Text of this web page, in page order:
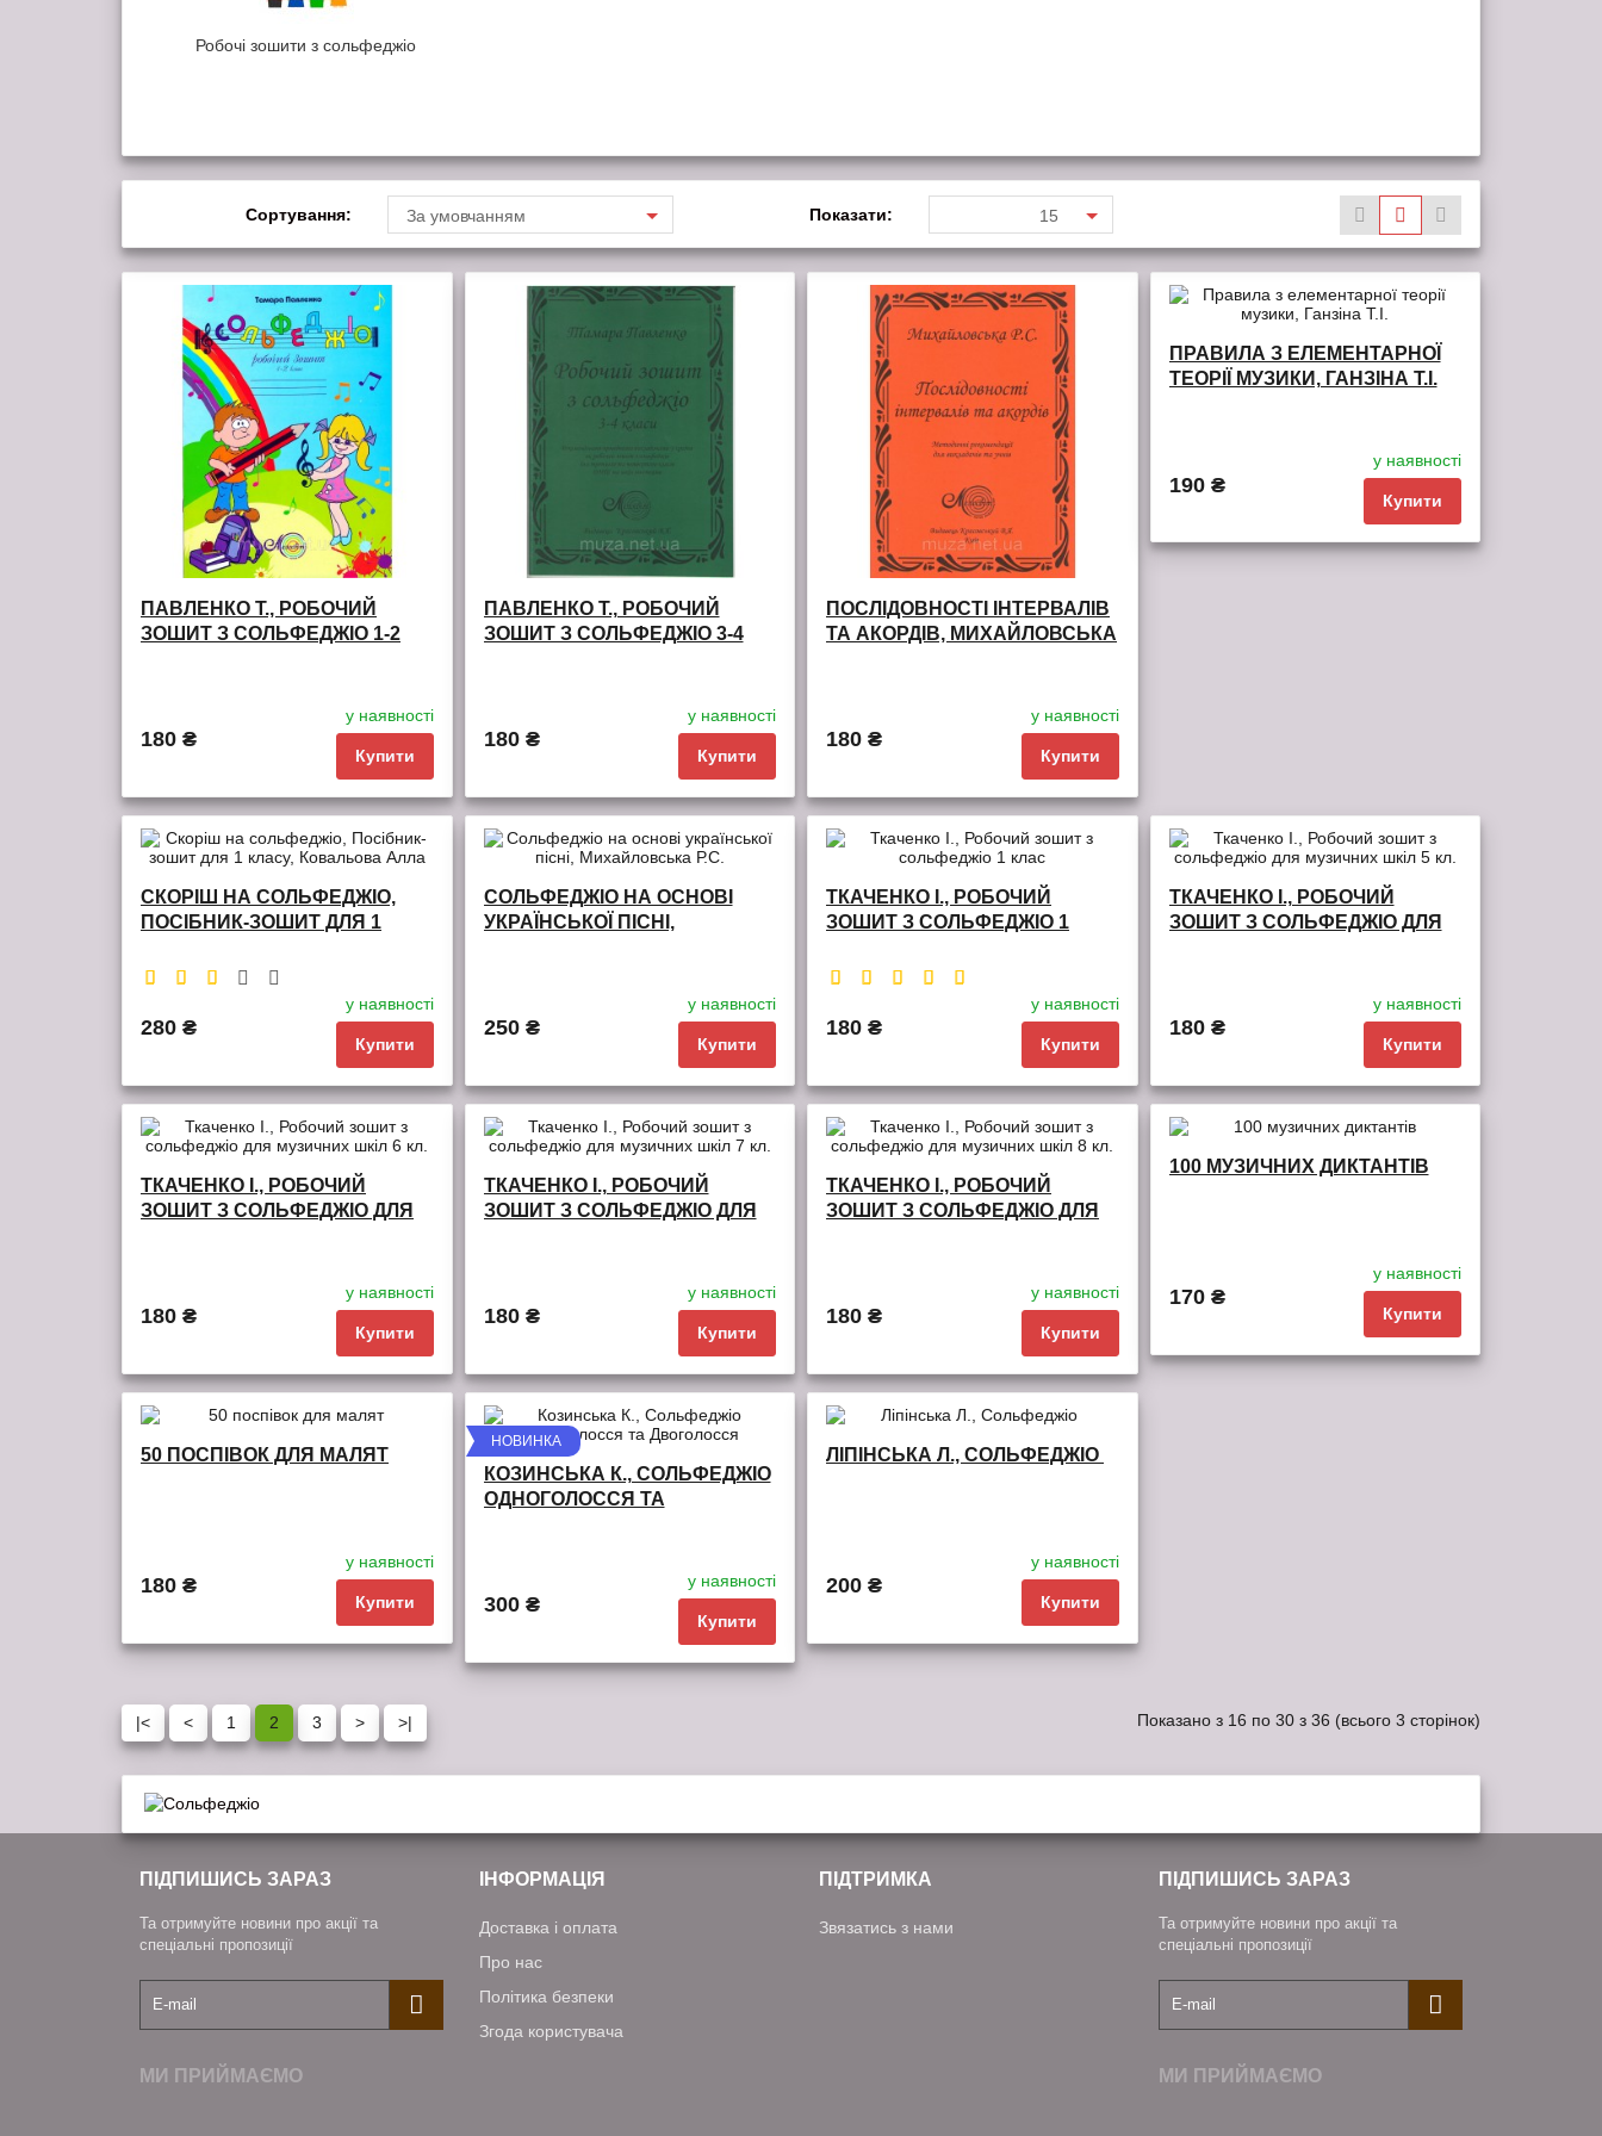
Робочі зошити з сольфеджіо
Сортування: За умовчанням Показати: 15
ПАВЛЕНКО Т., РОБОЧИЙ
ЗОШИТ З СОЛЬФЕДЖІО 1-2
180 ₴
у наявності
Купити
обрані порівняння
ПАВЛЕНКО Т., РОБОЧИЙ
ЗОШИТ З СОЛЬФЕДЖІО 3-4
180 ₴
у наявності
Купити
обрані порівняння
ПОСЛІДОВНОСТІ ІНТЕРВАЛІВ
ТА АКОРДІВ, МИХАЙЛОВСЬКА
180 ₴
у наявності
Купити
обрані порівняння
ПРАВИЛА З ЕЛЕМЕНТАРНОЇ
ТЕОРІЇ МУЗИКИ, ГАНЗІНА Т.І.
190 ₴
у наявності
Купити
СКОРІШ НА СОЛЬФЕДЖІО,
ПОСІБНИК-ЗОШИТ ДЛЯ 1
280 ₴
у наявності
Купити
обрані порівняння
СОЛЬФЕДЖІО НА ОСНОВІ
УКРАЇНСЬКОЇ ПІСНІ,
250 ₴
у наявності
Купити
обрані порівняння
ТКАЧЕНКО І., РОБОЧИЙ
ЗОШИТ З СОЛЬФЕДЖІО 1
180 ₴
у наявності
Купити
обрані порівняння
ТКАЧЕНКО І., РОБОЧИЙ
ЗОШИТ З СОЛЬФЕДЖІО ДЛЯ
180 ₴
у наявності
Купити
ТКАЧЕНКО І., РОБОЧИЙ
ЗОШИТ З СОЛЬФЕДЖІО ДЛЯ
180 ₴
у наявності
Купити
ТКАЧЕНКО І., РОБОЧИЙ
ЗОШИТ З СОЛЬФЕДЖІО ДЛЯ
180 ₴
у наявності
Купити
обрані порівняння
ТКАЧЕНКО І., РОБОЧИЙ
ЗОШИТ З СОЛЬФЕДЖІО ДЛЯ
180 ₴
у наявності
Купити
100 МУЗИЧНИХ ДИКТАНТІВ
170 ₴
у наявності
Купити
50 ПОСПІВОК ДЛЯ МАЛЯТ
180 ₴
у наявності
Купити
обрані порівняння
НОВИНКА
КОЗИНСЬКА К., СОЛЬФЕДЖІО
ОДНОГОЛОССЯ ТА
300 ₴
у наявності
Купити
ЛІПІНСЬКА Л., СОЛЬФЕДЖІО
200 ₴
у наявності
Купити
|< < 1 2 3 > >| Показано з 16 по 30 з 36 (всього 3 сторінок)
ПІДПИШИСЬ ЗАРАЗ
Та отримуйте новини про акції та
спеціальні пропозиції
МИ ПРИЙМАЄМО
ІНФОРМАЦІЯ
Доставка і оплата
Про нас
Політика безпеки
Згода користувача
ПІДТРИМКА
Звязатись з нами
ПІДПИШИСЬ ЗАРАЗ
Та отримуйте новини про акції та
спеціальні пропозиції
МИ ПРИЙМАЄМО